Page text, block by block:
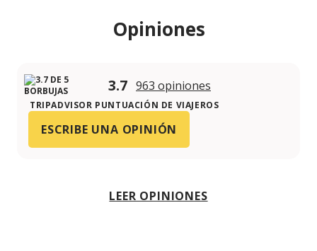
Opiniones
3.7 963 opiniones
TRIPADVISOR PUNTUACIÓN DE VIAJEROS
ESCRIBE UNA OPINIÓN
LEER OPINIONES